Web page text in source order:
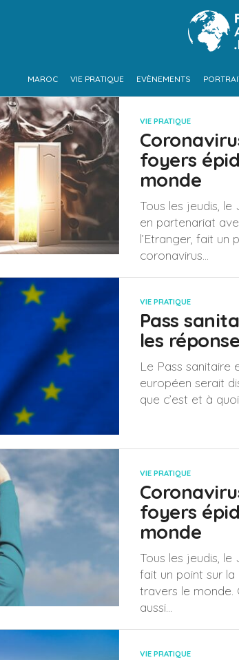
MAROC VIE PRATIQUE EVÈNEMENTS
VIE PRATIQUE
foyers
monde
Tous les jeudis, le
en partenariat
l’Etranger, fait un
coronavirus...
VIE PRATIQUE
Pass
les
Le Pass sanitaire
européen serait
que c’est et à
VIE PRATIQUE
foyers
monde
Tous les jeudis, le
fait un point sur
travers le monde.
aussi...
VIE PRATIQUE